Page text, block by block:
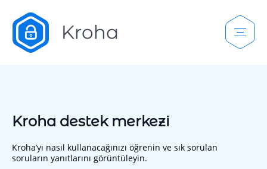
Kroha destek merkezi
Kroha’yı nasıl kullanacağınızı öğrenin ve sık sorulan
soruların yanıtlarını görüntüleyin.